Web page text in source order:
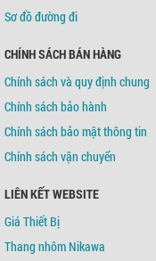
Sơ đồ đường đi
CHÍNH SÁCH BÁN HÀNG
Chính sách và quy định chung
Chính sách bảo hành
Chính sách bảo mật thông tin
Chính sách vận chuyển
LIÊN KẾT WEBSITE
Giá Thiết Bị
Thang nhôm Nikawa